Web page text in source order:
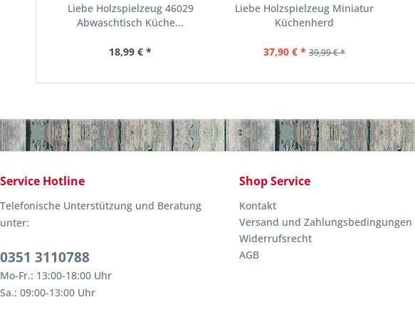
Liebe Holzspielzeug 46029
Abwaschtisch Küche...
18,99 € *
Liebe Holzspielzeug Miniatur
Küchenherd
37,90 € * 39,99 € *
Service Hotline
Telefonische Unterstützung und Beratung
unter:
0351 3110788
Mo-Fr.: 13:00-18:00 Uhr
Sa.: 09:00-13:00 Uhr
Shop Service
Kontakt
Versand und Zahlungsbedingungen
Widerrufsrecht
AGB